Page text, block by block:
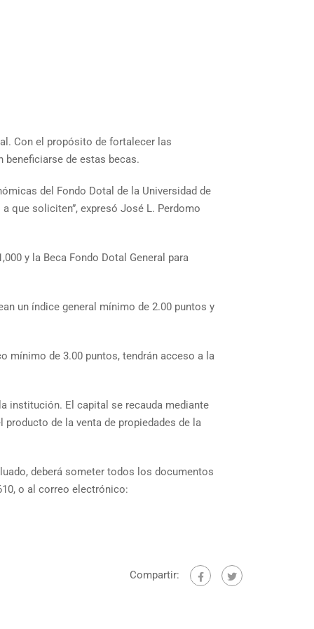
Con el propósito de fortalecer las
beneficiarse de estas becas.
del Fondo Dotal de la Universidad de
que soliciten”, expresó José L. Perdomo
y la Beca Fondo Dotal General para
un índice general mínimo de 2.00 puntos y
mínimo de 3.00 puntos, tendrán acceso a la
institución. El capital se recauda mediante
de la venta de propiedades de la
deberá someter todos los documentos
o al correo electrónico:
Compartir: